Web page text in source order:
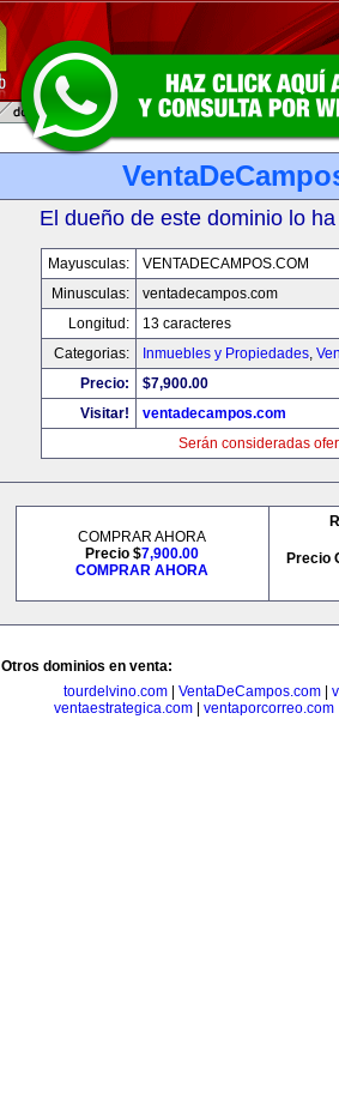
El dueño de este dominio lo
Mayusculas:
VENTADECAMPOS.COM
Minusculas:
ventadecampos.com
Longitud:
13 caracteres
Categorias:
Inmuebles y Propiedades,
Precio:
$7,900.00
Visitar!
ventadecampos.com
Serán consideradas
COMPRAR AHORA
Precio $7,900.00
COMPRAR AHORA
Precio
Otros dominios en venta:
tourdelvino.com| VentaDeCampos.com|
ventaestrategica.com| ventaporcorreo.com